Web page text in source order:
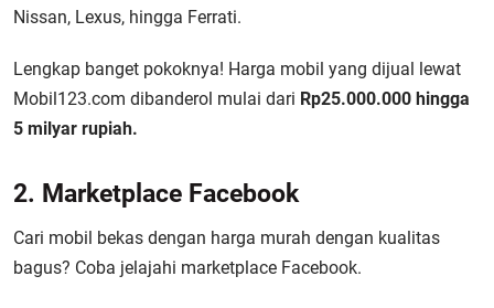
Nissan, Lexus, hingga Ferrati.
Lengkap banget pokoknya! Harga mobil yang dijual lewat
Mobil123.com dibanderol mulai dari Rp25.000.000 hingga
5 milyar rupiah.
2. Marketplace Facebook
Cari mobil bekas dengan harga murah dengan kualitas
bagus? Coba jelajahi marketplace Facebook.